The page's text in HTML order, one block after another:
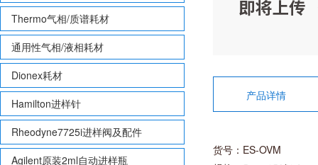
Thermo气相/质谱耗材
通用性气相/液相耗材
Dionex耗材
Hamilton进样针
Rheodyne7725i进样阀及配件
Agilent原装2ml自动进样瓶
产品详情
货号：ES-OVM